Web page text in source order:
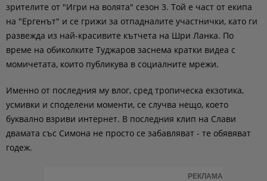
зрителите от "Игри на волята" сезон 3. Той е част от екипа
на "Ергенът" и се грижи за отпадналите участнички, като ги
развежда из най-красивите кътчета на Шри Ланка. По
време на обиколките Туджаров заснема кратки видеа с
момичетата, които публикува в социалните мрежи.
Именно от последния му влог, сред тропическа екзотика,
усмивки и споделени моменти, се случва нещо, което
буквално взриви интернет. В последния клип на Слави
двамата със Симона не просто се забавляват - те обявяват
годеж.
РЕКЛАМА